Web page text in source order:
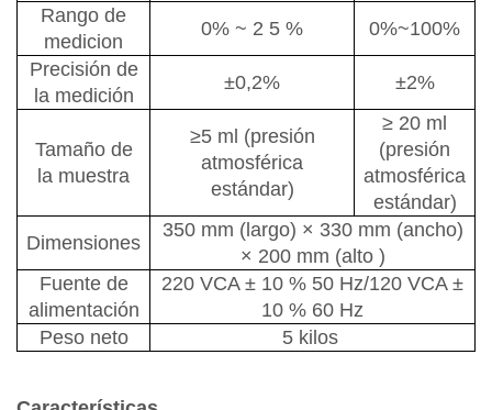
Rango de
medicion
0% ~ 2 5 %
0%~100%
Precisión de
la medición
±0,2% ±2%
Tamaño de
la muestra
≥5 ml (presión
atmosférica
estándar)
≥ 20 ml
(presión
atmosférica
estándar)
Dimensiones
350 mm (largo) × 330 mm (ancho)
× 200 mm (alto )
Fuente de
alimentación
220 VCA ± 10 % 50 Hz/120 VCA ±
10 % 60 Hz
Peso neto
5 kilos